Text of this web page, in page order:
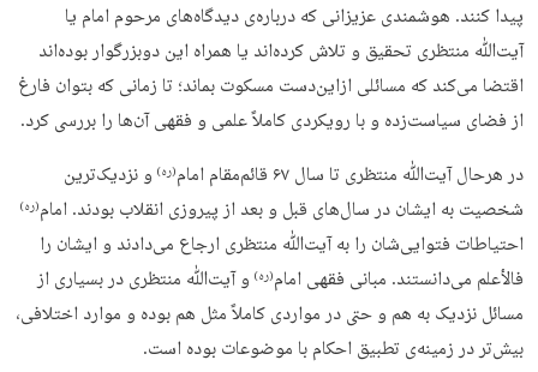
پیدا کنند. هوشمندی عزیزانی که درباره‌ی دیدگاه‌های مرحوم امام یا
آیت‌ﷲ منتظری تحقیق و تلاش کرده‌اند یا همراه این دوبزرگوار بوده‌اند
اقتضا می‌کند که مسائلی ازاین‌دست مسکوت بماند؛ تا زمانی که بتوان فارغ
از فضای سیاست‌زده و با رویکردی کاملاً علمی و فقهی آن‌ها را بررسی کرد.
در هرحال آیت‌ﷲ منتظری تا سال ۶۷ قائم‌مقام امام
(ره) و نزدیک‌ترین
شخصیت به ایشان در سال‌های قبل و بعد از پیروزی انقلاب بودند. امام(ره)
احتیاطات فتوایی‌شان را به آیت‌ﷲ منتظری ارجاع می‌دادند و ایشان را
فالأعلم می‌دانستند. مبانی فقهی امام(ره) و آیت‌ﷲ منتظری در بسیاری از
مسائل نزدیک به هم و حتی در مواردی کاملاً مثل هم بوده و موارد اختلافی،
بیش‌تر در زمینه‌ی تطبیق احکام با موضوعات بوده است.